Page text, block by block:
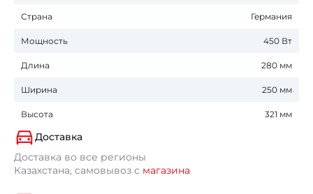
Страна Германия
Мощность 450 Вт
Длина 280 мм
Ширина 250 мм
Высота 321 мм
Доставка
Доставка во все регионы
Казахстана, самовывоз с магазина